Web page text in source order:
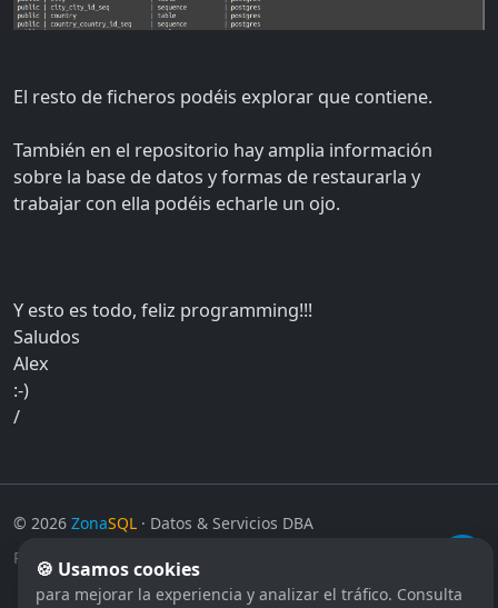
El resto de ficheros podéis explorar que contiene.
También en el repositorio hay amplia información
sobre la base de datos y formas de restaurarla y
trabajar con ella podéis echarle un ojo.
Y esto es todo, feliz programming!!!
Saludos
Alex
:-)
/
© 2026 ZonaSQL · Datos & Servicios DBA
Política de privacidad
🍪 Usamos cookies
para mejorar la experiencia y analizar el tráfico. Consulta